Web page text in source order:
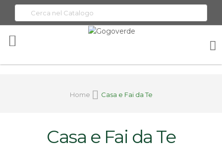
Home Casa e Fai da Te
Casa e Fai da Te